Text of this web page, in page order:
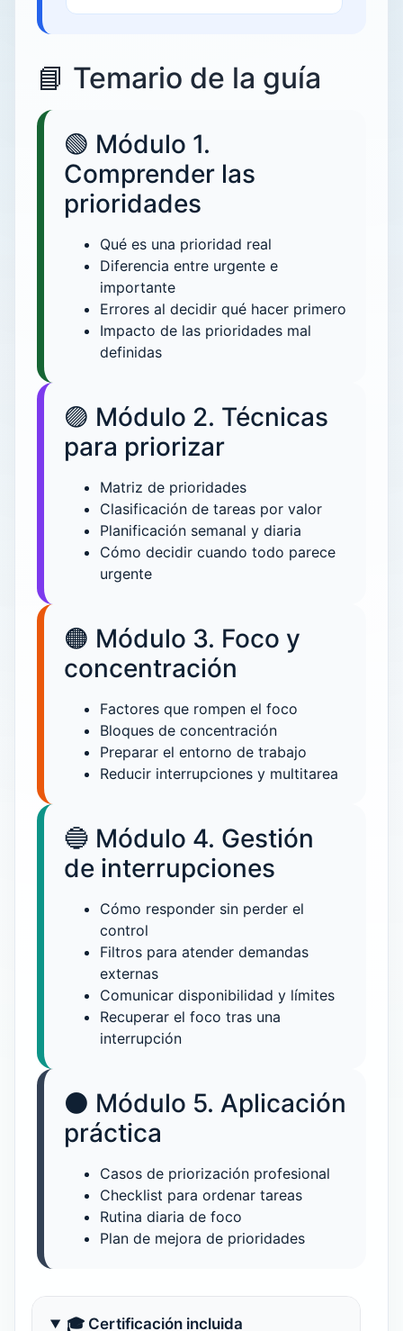
📘 Temario de la guía
🟢 Módulo 1.
Comprender las
prioridades
Qué es una prioridad real
Diferencia entre urgente e
importante
Errores al decidir qué hacer primero
Impacto de las prioridades mal
definidas
🟣 Módulo 2. Técnicas
para priorizar
Matriz de prioridades
Clasificación de tareas por valor
Planificación semanal y diaria
Cómo decidir cuando todo parece
urgente
🟠 Módulo 3. Foco y
concentración
Factores que rompen el foco
Bloques de concentración
Preparar el entorno de trabajo
Reducir interrupciones y multitarea
🔵 Módulo 4. Gestión
de interrupciones
Cómo responder sin perder el
control
Filtros para atender demandas
externas
Comunicar disponibilidad y límites
Recuperar el foco tras una
interrupción
⚫ Módulo 5. Aplicación
práctica
Casos de priorización profesional
Checklist para ordenar tareas
Rutina diaria de foco
Plan de mejora de prioridades
🎓 Certificación incluida